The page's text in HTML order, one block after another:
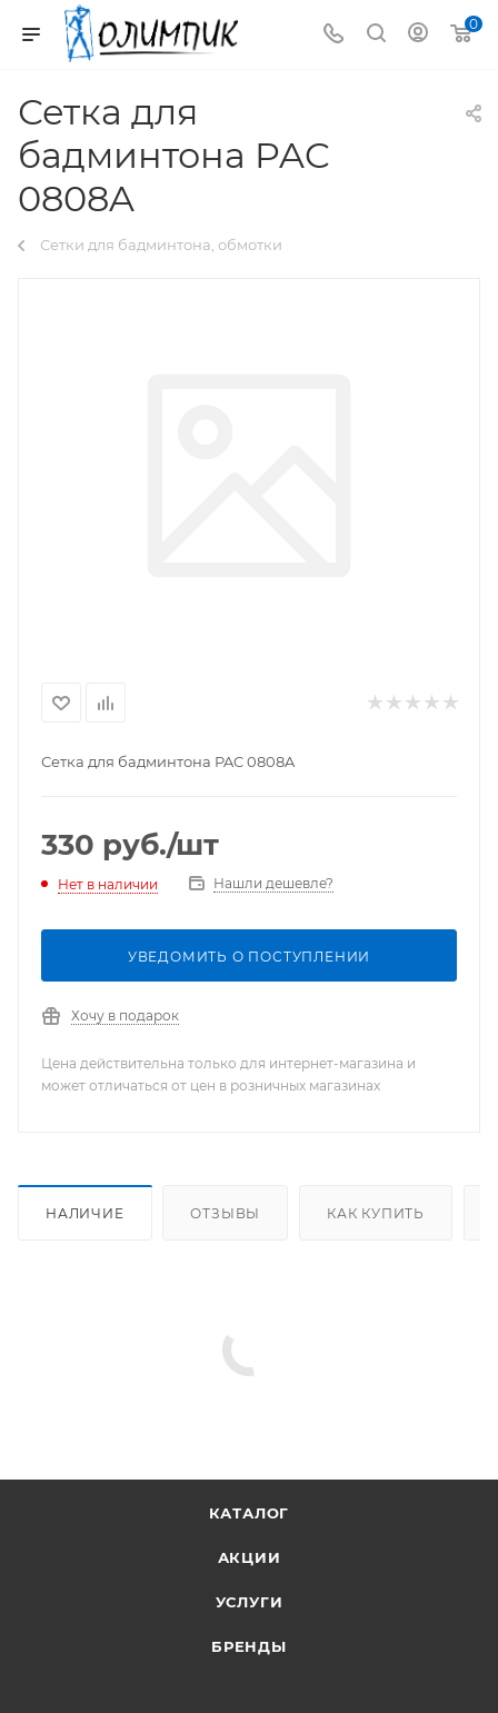
0
Сетка для
бадминтона PAC
0808A
Сетки для бадминтона, обмотки
Сетка для бадминтона PAC 0808A
330 руб./шт
Нет в наличии Нашли дешевле?
УВЕДОМИТЬ О ПОСТУПЛЕНИИ
Хочу в подарок
Цена действительна только для интернет-магазина и
может отличаться от цен в розничных магазинах
НАЛИЧИЕ ОТЗЫВЫ КАК КУПИТЬ
КАТАЛОГ
АКЦИИ
УСЛУГИ
БРЕНДЫ